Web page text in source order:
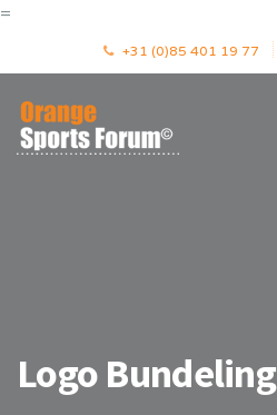
=
+31 (0)85 401 19 77
Logo Bundeling